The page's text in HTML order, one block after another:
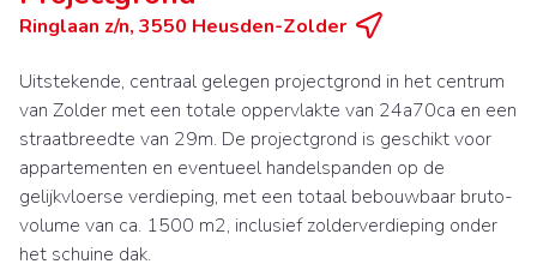
Ringlaan z/n, 3550 Heusden-Zolder
Uitstekende, centraal gelegen projectgrond in het centrum
van Zolder met een totale oppervlakte van 24a70ca en een
straatbreedte van 29m. De projectgrond is geschikt voor
appartementen en eventueel handelspanden op de
gelijkvloerse verdieping, met een totaal bebouwbaar bruto-
volume van ca. 1500 m2, inclusief zolderverdieping onder
het schuine dak.